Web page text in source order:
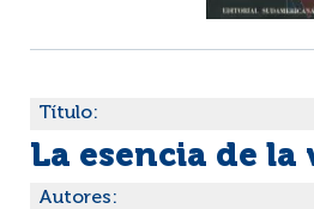
Título:
La esencia de la
Autores: